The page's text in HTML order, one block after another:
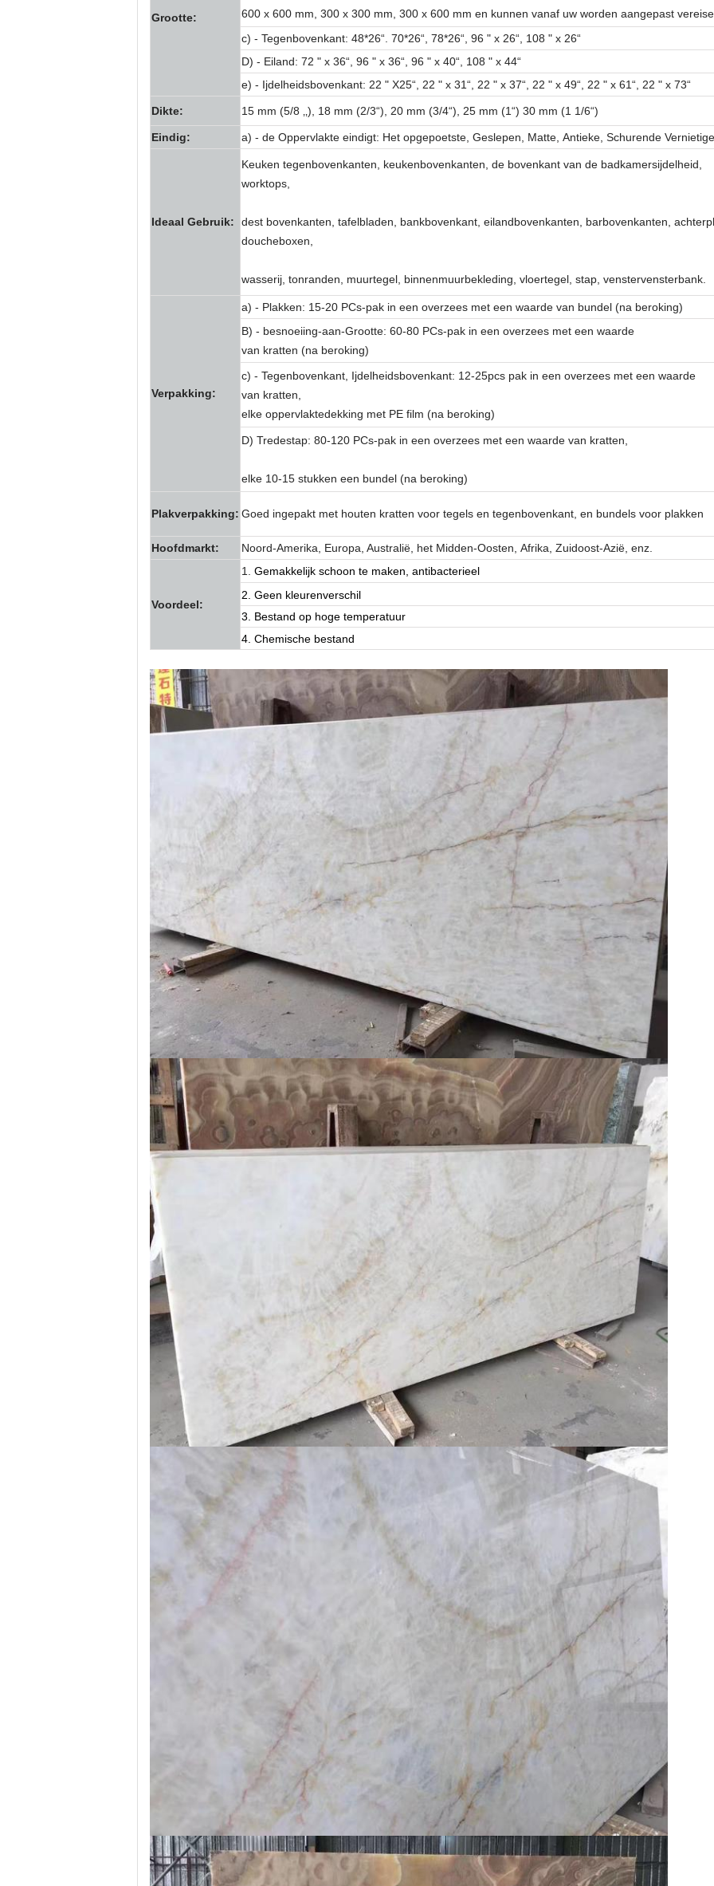
Grootte:
600 x 600 mm, 300 x 300 mm, 300 x 600 mm en kunnen vanaf uw worden aangepast
c) - Tegenbovenkant: 48*26“. 70*26“, 78*26“, 96 " x 26“, 108 " x 26“
D) - Eiland: 72 " x 36“, 96 " x 36“, 96 " x 40“, 108 " x 44“
e) - Ijdelheidsbovenkant: 22 " X25“, 22 " x 31“, 22 " x 37“, 22 " x 49“, 22 " x 61“, 22 " x 73“
Dikte: 15 mm (5/8 ‚‚), 18 mm (2/3“), 20 mm (3/4“), 25 mm (1“) 30 mm (1 1/6“)
Eindig: a) - de Oppervlakte eindigt: Het opgepoetste, Geslepen, Matte, Antieke, Schurende
Ideaal Gebruik:
Keuken tegenbovenkanten, keukenbovenkanten, de bovenkant van de badkamersijdelheid,
worktops,
dest bovenkanten, tafelbladen, bankbovenkant, eilandbovenkanten, barbovenkanten,
doucheboxen,
wasserij, tonranden, muurtegel, binnenmuurbekleding, vloertegel, stap, venstervensterbank.
Verpakking:
a) - Plakken: 15-20 PCs-pak in een overzees met een waarde van bundel (na beroking)
B) - besnoeiing-aan-Grootte: 60-80 PCs-pak in een overzees met een waarde
van kratten (na beroking)
c) - Tegenbovenkant, Ijdelheidsbovenkant: 12-25pcs pak in een overzees met een waarde
van kratten,
elke oppervlaktedekking met PE film (na beroking)
D) Tredestap: 80-120 PCs-pak in een overzees met een waarde van kratten,
elke 10-15 stukken een bundel (na beroking)
Plakverpakking: Goed ingepakt met houten kratten voor tegels en tegenbovenkant, en bundels voor plakken
Hoofdmarkt: Noord-Amerika, Europa, Australië, het Midden-Oosten, Afrika, Zuidoost-Azië, enz.
Voordeel:
1. Gemakkelijk schoon te maken, antibacterieel
2. Geen kleurenverschil
3. Bestand op hoge temperatuur
4. Chemische bestand